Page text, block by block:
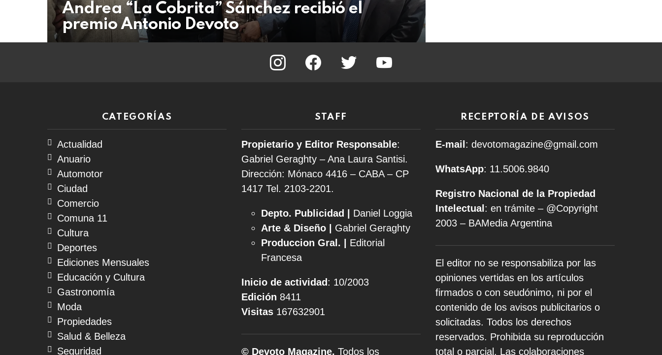
Andrea “La Cobrita” Sánchez recibió el
premio Antonio Devoto
instagram facebook twitter
CATEGORÍAS
Actualidad
Anuario
Automotor
Ciudad
Comercio
Comuna 11
Cultura
Deportes
Ediciones Mensuales
Educación y Cultura
Gastronomía
Moda
Propiedades
Salud & Belleza
Seguridad
STAFF
Propietario y Editor Responsable:
Gabriel Geraghty – Ana Laura Santisi.
Dirección: Mónaco 4416 – CABA – CP
1417 Tel. 2103-2201.
Depto. Publicidad |
Daniel Loggia
Arte & Diseño | Gabriel Geraghty
Produccion Gral. |
Editorial
Francesa
Inicio de actividad : 10/2003
Edición 8411
Visitas 167632901
© Devoto Magazine. Todos los
RECEPTORÍA DE AVISOS
E-mail : devotomagazine@gmail.com
WhatsApp: 11.5006.9840
Registro Nacional de la Propiedad
Intelectual : en trámite – @Copyright
2003 – BAMedia Argentina
El editor no se responsabiliza por las
opiniones vertidas en los artículos
firmados o con seudónimo, ni por el
contenido de los avisos publicitarios o
solicitadas. Todos los derechos
reservados. Prohibida su reproducción
total o parcial. Las colaboraciones